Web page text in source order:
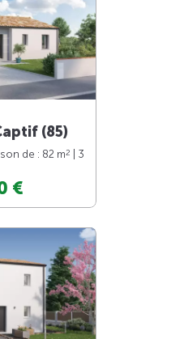
(85)
de : 82 m2
| 3
€